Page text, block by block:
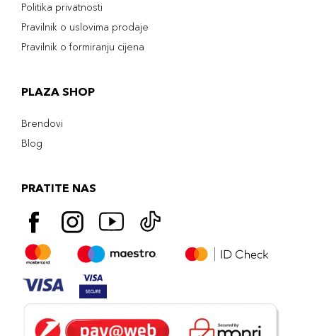
Politika privatnosti
Pravilnik o uslovima prodaje
Pravilnik o formiranju cijena
PLAZA SHOP
Brendovi
Blog
PRATITE NAS